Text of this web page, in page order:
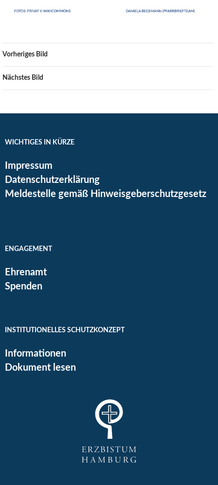
Vorheriges Bild
Nächstes Bild
WICHTIGES IN KÜRZE
Impressum
Datenschutzerklärung
Meldestelle gemäß Hinweisgeberschutzgesetz
ENGAGEMENT
Ehrenamt
Spenden
INSTITUTIONELLES SCHUTZKONZEPT
Informationen
Dokument lesen